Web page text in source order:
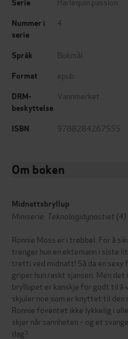
Serie
Nummer i
serie
4
Språk Bokmål
Format epub
DRM-
beskyttelse
Vannmerket
ISBN 9788284267555
Om boken
Midnattsbryllup
Miniserie: Teknologidynastiet (4)
Ronnie Moss er i trøbbel. For å
trenger hun en ektemann i siste
tretti ved midnatt! Så da en sexy
griper hun raskt sjansen. Men
bryllupet er kanskje for godt til å
skjuler noe som er knyttet til den
Ronnie foventet ikke lykkelig i
skjer når sannheten – og et
dag?